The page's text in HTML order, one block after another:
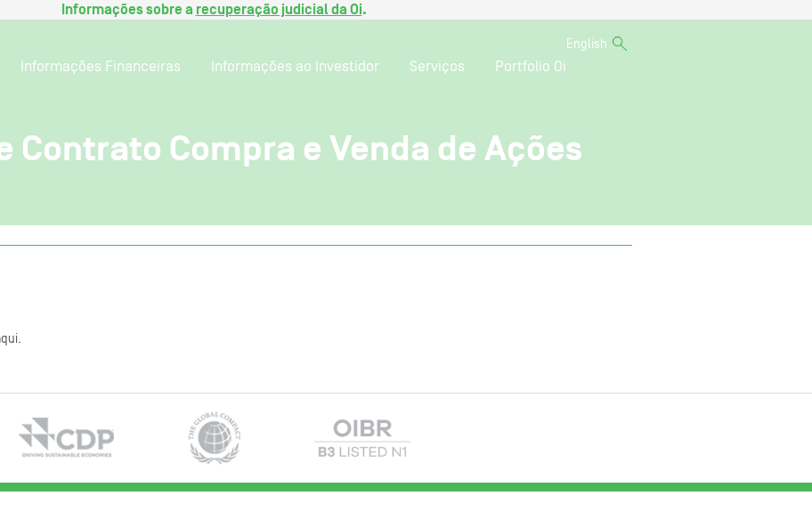
Informações sobre a recuperação judicial da Oi.
English
Informações Financeiras Informações ao Investidor Serviços Portfolio Oi
Contrato Compra e Venda de Ações